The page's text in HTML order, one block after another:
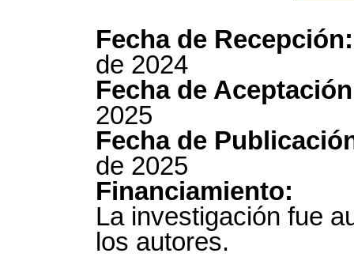
Fecha de Recepción:
de 2024
Fecha de
2025
Fecha de
de 2025
Financiamiento:
La investigación fue
los autores.